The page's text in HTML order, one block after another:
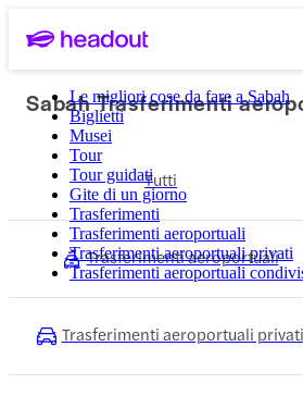
Le migliori cose da fare a Sabah
Biglietti
Musei
Tour
Tour guidati
Gite di un giorno
Trasferimenti
Trasferimenti aeroportuali
Trasferimenti aeroportuali privati
Trasferimenti aeroportuali
Sabah Trasferimenti
Tutti
Trasferimenti aeroportuali
Trasferimenti aeroportuali privati